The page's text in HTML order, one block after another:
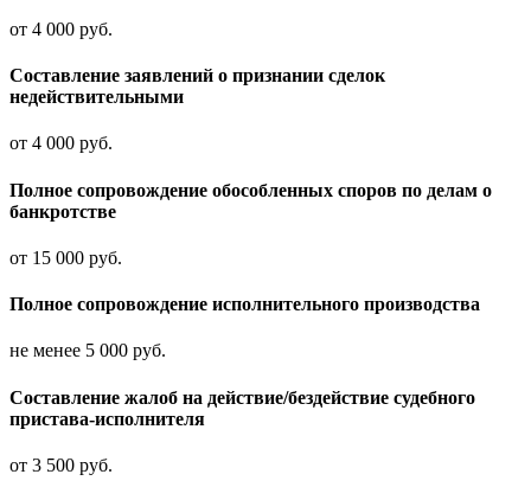
от 4 000 руб.
Составление заявлений о признании сделок
недействительными
от 4 000 руб.
Полное сопровождение обособленных споров по делам о
банкротстве
от 15 000 руб.
Полное сопровождение исполнительного производства
не менее 5 000 руб.
Составление жалоб на действие/бездействие судебного
пристава-исполнителя
от 3 500 руб.